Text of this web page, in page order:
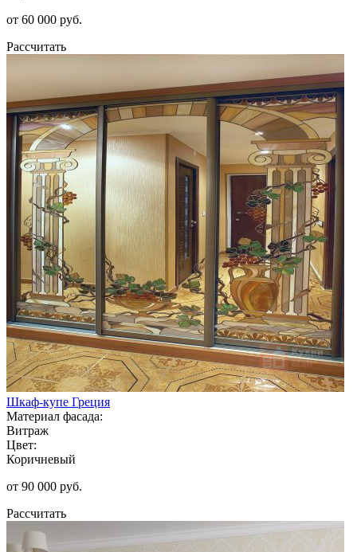
от 60 000 руб.
Рассчитать
Шкаф-купе Греция
Материал фасада:
Витраж
Цвет:
Коричневый
от 90 000 руб.
Рассчитать